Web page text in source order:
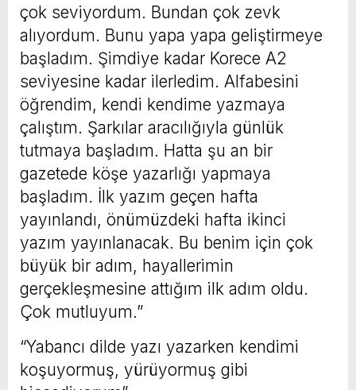
çok seviyordum. Bundan çok zevk
alıyordum. Bunu yapa yapa geliştirmeye
başladım. Şimdiye kadar Korece A2
seviyesine kadar ilerledim. Alfabesini
öğrendim, kendi kendime yazmaya
çalıştım. Şarkılar aracılığıyla günlük
tutmaya başladım. Hatta şu an bir
gazetede köşe yazarlığı yapmaya
başladım. İlk yazım geçen hafta
yayınlandı, önümüzdeki hafta ikinci
yazım yayınlanacak. Bu benim için çok
büyük bir adım, hayallerimin
gerçekleşmesine attığım ilk adım oldu.
Çok mutluyum.”
“Yabancı dilde yazı yazarken kendimi
koşuyormuş, yürüyormuş gibi